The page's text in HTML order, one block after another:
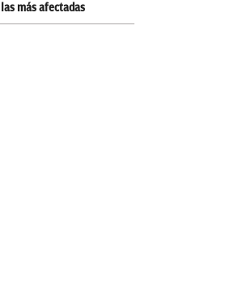
las más afectadas